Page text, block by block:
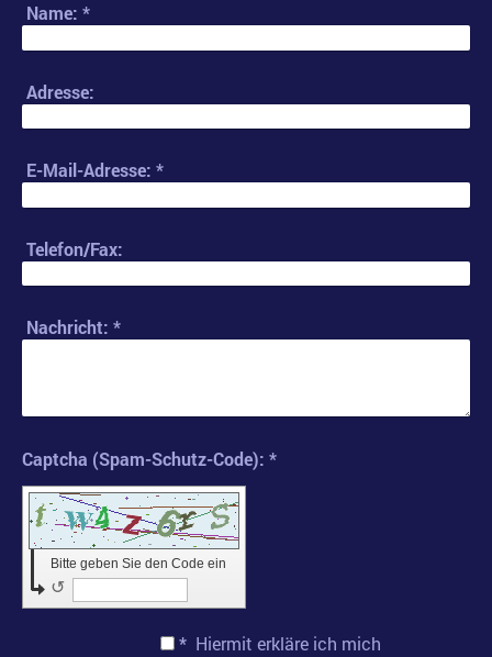
Name: *
Adresse:
E-Mail-Adresse: *
Telefon/Fax:
Nachricht: *
Captcha (Spam-Schutz-Code): *
Bitte geben Sie den Code ein
↺
* Hiermit erkläre ich mich